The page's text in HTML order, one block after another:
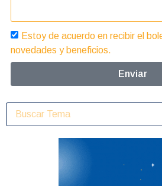
Estoy de acuerdo en recibir el
novedades y beneficios.
Enviar